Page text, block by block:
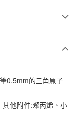
行
行
0.5mm的三角原子
他附件:聚丙烯、小